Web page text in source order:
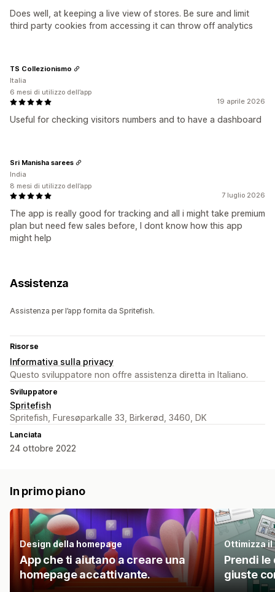
Does well, at keeping a live view of stores. Be sure and limit
third party cookies from accessing it can throw off analytics
19 aprile 2026
Useful for checking visitors numbers and to have a dashboard
TS Collezionismo
Italia
6 mesi di utilizzo dell’app
7 luglio 2026
The app is really good for tracking and all i might take premium
plan but need few sales before, I dont know how this app
might help
Sri Manisha sarees
India
8 mesi di utilizzo dell’app
Assistenza
Assistenza per l’app fornita da Spritefish.
Risorse
Informativa sulla privacy
Questo sviluppatore non offre assistenza diretta in Italiano.
Sviluppatore
Spritefish
Spritefish, Furesøparkalle 33, Birkerød, 3460, DK
Lanciata
24 ottobre 2022
In primo piano
Design della homepage
App che ti aiutano a creare una
homepage accattivante.
Ottimizza
Prendi
giuste